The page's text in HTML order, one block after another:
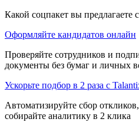
Какой соцпакет вы предлагаете
Оформляйте кандидатов онлайн
Проверяйте сотрудников и
документы без бумаг и личных
Ускорьте подбор в 2 раза с
Автоматизируйте сбор
собирайте аналитику в 2 клика